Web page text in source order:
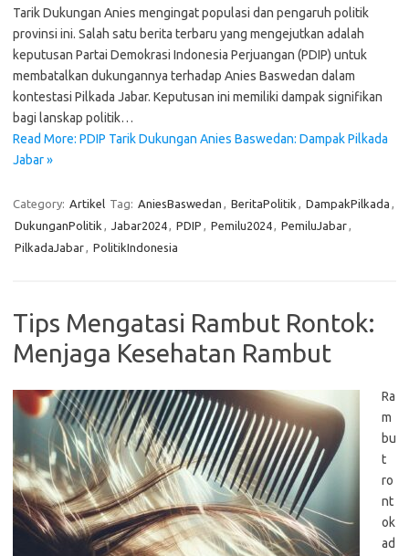
Tarik Dukungan Anies mengingat populasi dan pengaruh politik
provinsi ini. Salah satu berita terbaru yang mengejutkan adalah
keputusan Partai Demokrasi Indonesia Perjuangan (PDIP) untuk
membatalkan dukungannya terhadap Anies Baswedan dalam
kontestasi Pilkada Jabar. Keputusan ini memiliki dampak signifikan
bagi lanskap politik…
Read More: PDIP Tarik Dukungan Anies Baswedan: Dampak Pilkada
Jabar »
Category: Artikel Tag: AniesBaswedan , BeritaPolitik , DampakPilkada ,
DukunganPolitik , Jabar2024, PDIP , Pemilu2024, PemiluJabar,
PilkadaJabar, PolitikIndonesia
Tips Mengatasi Rambut Rontok:
Menjaga Kesehatan Rambut
Ra
m
bu
t
ro
nt
ok
ad